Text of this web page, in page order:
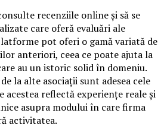
recenziile online și să se
care oferă evaluări ale
pot oferi o gamă variată de
anteriori, ceea ce poate ajuta la
au un istoric solid în domeniu.
la alte asociații sunt adesea cele
acestea reflectă experiențe reale și
asupra modului în care firma
activitatea.